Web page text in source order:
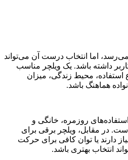
اما انتخاب درست آن می‌تواند
داشته باشد. یک ویلچر مناسب
استفاده، محیط زندگی، میزان
هماهنگ باشد.
روزمره، خانگی و
در مقابل، ویلچر برقی برای
دارند یا توان کافی برای حرکت
انتخاب بهتری باشد.